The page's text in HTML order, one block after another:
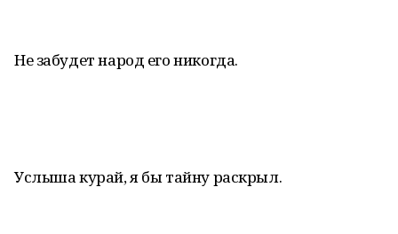
Не забудет народ его никогда.
Услыша курай, я бы тайну раскрыл.